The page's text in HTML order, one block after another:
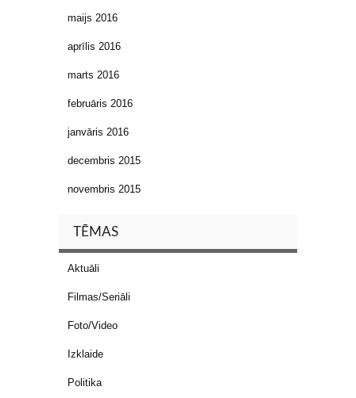
maijs 2016
aprīlis 2016
marts 2016
februāris 2016
janvāris 2016
decembris 2015
novembris 2015
TĒMAS
Aktuāli
Filmas/Seriāli
Foto/Video
Izklaide
Politika